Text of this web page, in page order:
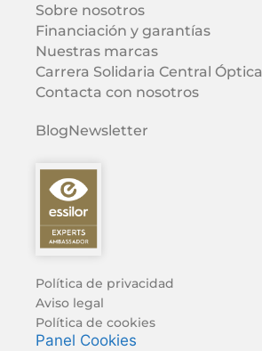
Sobre nosotros
Financiación y garantías
Nuestras marcas
Carrera Solidaria Central Óptica
Contacta con nosotros
BlogNewsletter
Política de privacidad
Aviso legal
Política de cookies
Panel Cookies